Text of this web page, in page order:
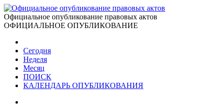
Официальное опубликование правовых актов
ОФИЦИАЛЬНОЕ ОПУБЛИКОВАНИЕ
Сегодня
Неделя
Месяц
ПОИСК
КАЛЕНДАРЬ ОПУБЛИКОВАНИЯ